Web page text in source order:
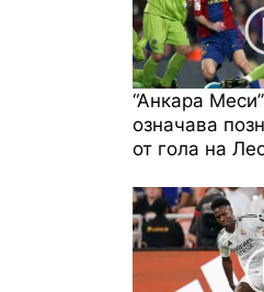
“Анкара
означава
от гола на